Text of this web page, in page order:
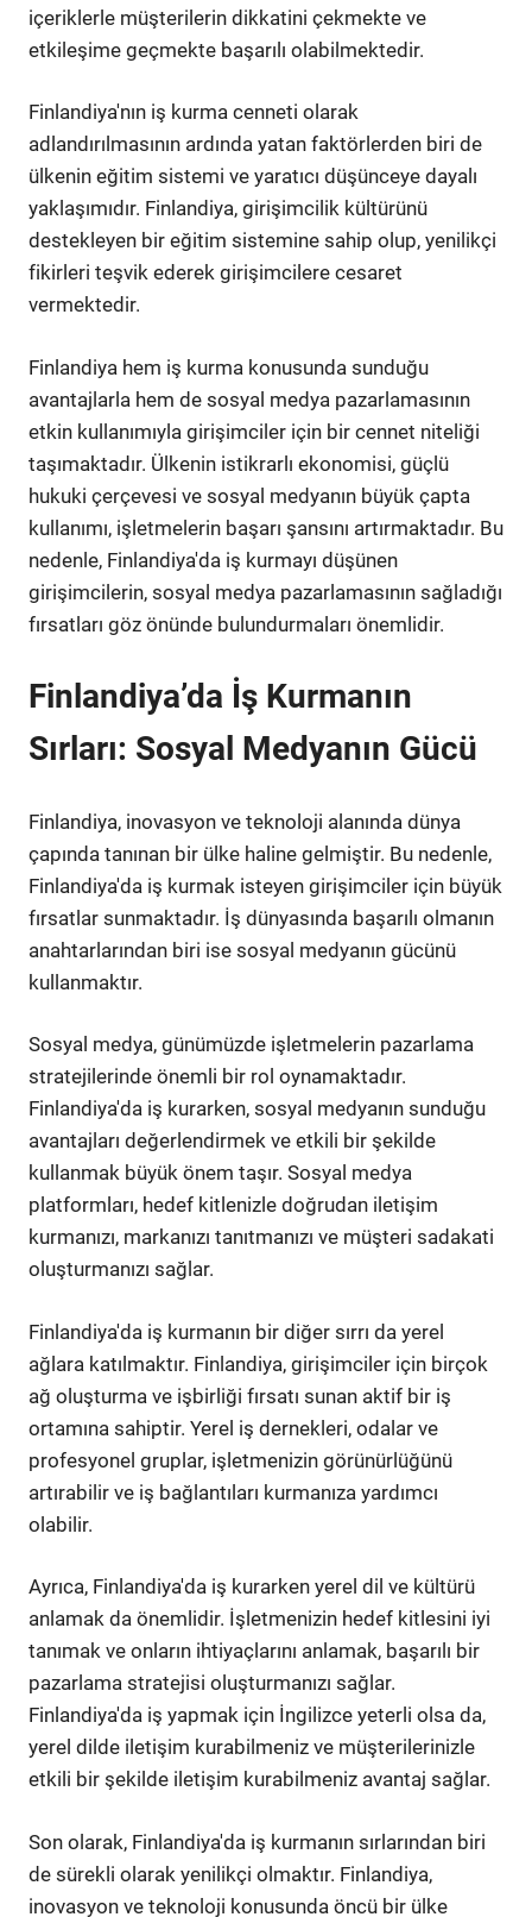
içeriklerle müşterilerin dikkatini çekmekte ve
etkileşime geçmekte başarılı olabilmektedir.
Finlandiya'nın iş kurma cenneti olarak
adlandırılmasının ardında yatan faktörlerden biri de
ülkenin eğitim sistemi ve yaratıcı düşünceye dayalı
yaklaşımıdır. Finlandiya, girişimcilik kültürünü
destekleyen bir eğitim sistemine sahip olup, yenilikçi
fikirleri teşvik ederek girişimcilere cesaret
vermektedir.
Finlandiya hem iş kurma konusunda sunduğu
avantajlarla hem de sosyal medya pazarlamasının
etkin kullanımıyla girişimciler için bir cennet niteliği
taşımaktadır. Ülkenin istikrarlı ekonomisi, güçlü
hukuki çerçevesi ve sosyal medyanın büyük çapta
kullanımı, işletmelerin başarı şansını artırmaktadır. Bu
nedenle, Finlandiya'da iş kurmayı düşünen
girişimcilerin, sosyal medya pazarlamasının sağladığı
fırsatları göz önünde bulundurmaları önemlidir.
Finlandiya’da İş Kurmanın
Sırları: Sosyal Medyanın Gücü
Finlandiya, inovasyon ve teknoloji alanında dünya
çapında tanınan bir ülke haline gelmiştir. Bu nedenle,
Finlandiya'da iş kurmak isteyen girişimciler için büyük
fırsatlar sunmaktadır. İş dünyasında başarılı olmanın
anahtarlarından biri ise sosyal medyanın gücünü
kullanmaktır.
Sosyal medya, günümüzde işletmelerin pazarlama
stratejilerinde önemli bir rol oynamaktadır.
Finlandiya'da iş kurarken, sosyal medyanın sunduğu
avantajları değerlendirmek ve etkili bir şekilde
kullanmak büyük önem taşır. Sosyal medya
platformları, hedef kitlenizle doğrudan iletişim
kurmanızı, markanızı tanıtmanızı ve müşteri sadakati
oluşturmanızı sağlar.
Finlandiya'da iş kurmanın bir diğer sırrı da yerel
ağlara katılmaktır. Finlandiya, girişimciler için birçok
ağ oluşturma ve işbirliği fırsatı sunan aktif bir iş
ortamına sahiptir. Yerel iş dernekleri, odalar ve
profesyonel gruplar, işletmenizin görünürlüğünü
artırabilir ve iş bağlantıları kurmanıza yardımcı
olabilir.
Ayrıca, Finlandiya'da iş kurarken yerel dil ve kültürü
anlamak da önemlidir. İşletmenizin hedef kitlesini iyi
tanımak ve onların ihtiyaçlarını anlamak, başarılı bir
pazarlama stratejisi oluşturmanızı sağlar.
Finlandiya'da iş yapmak için İngilizce yeterli olsa da,
yerel dilde iletişim kurabilmeniz ve müşterilerinizle
etkili bir şekilde iletişim kurabilmeniz avantaj sağlar.
Son olarak, Finlandiya'da iş kurmanın sırlarından biri
de sürekli olarak yenilikçi olmaktır. Finlandiya,
inovasyon ve teknoloji konusunda öncü bir ülke